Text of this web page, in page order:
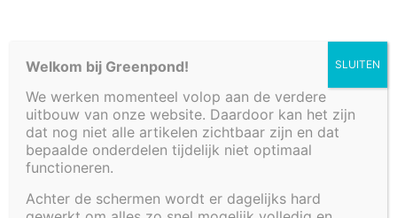
Fonteinbakken
Plantenfilters met waterval
Vijvers
Decoratieve afwerkingen
Watertafels
Welkom bij Greenpond!
We werken momenteel volop aan de verdere
uitbouw van onze website. Daardoor kan het zijn
dat nog niet alle artikelen zichtbaar zijn en dat
bepaalde onderdelen tijdelijk niet optimaal
functioneren.
Achter de schermen wordt er dagelijks hard
SLUITEN